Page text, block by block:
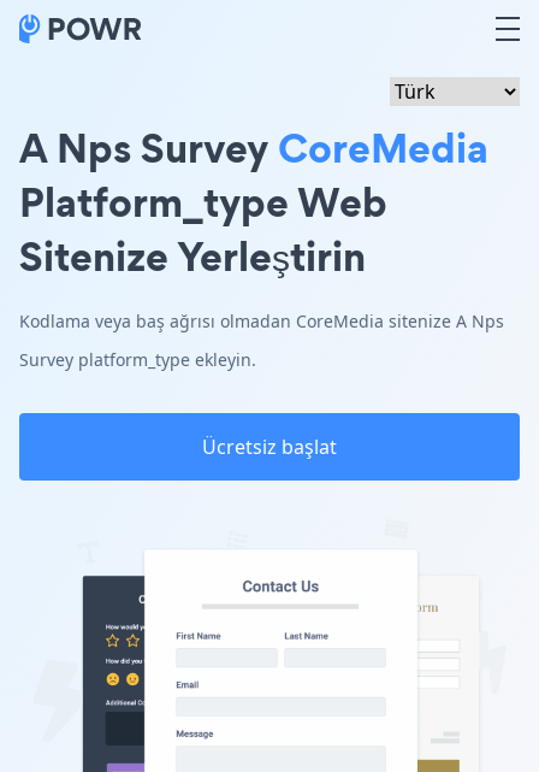
A Nps SurveyCoreMedia
Platform_type Web
Sitenize Yerleştirin
Kodlama veya baş ağrısı olmadan CoreMedia sitenize A Nps
Survey platform_type ekleyin.
Ücretsiz başlat